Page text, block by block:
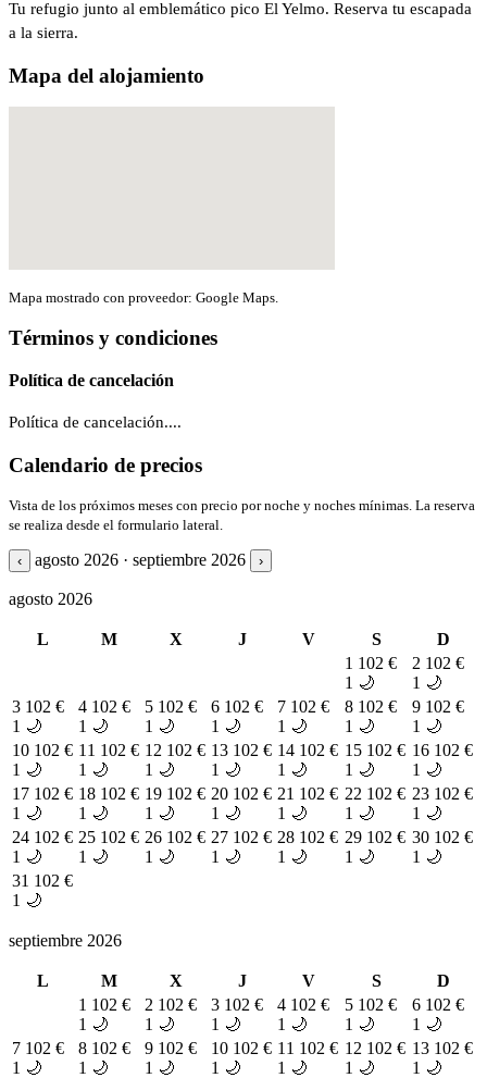
Tu refugio junto al emblemático pico El Yelmo. Reserva tu escapada
a la sierra.
Mapa del alojamiento
Mapa mostrado con proveedor: Google Maps.
Términos y condiciones
Política de cancelación
Política de cancelación....
Calendario de precios
Vista de los próximos meses con precio por noche y noches mínimas. La reserva
se realiza desde el formulario lateral.
‹ agosto 2026 · septiembre 2026 ›
agosto 2026
L M X J V S
D
1 102 €
1 🌙
2 102 €
1 🌙
3 102 €
1 🌙
4 102 €
1 🌙
5 102 €
1 🌙
6 102 €
1 🌙
7 102 €
1 🌙
8 102 €
1 🌙
9 102 €
1 🌙
10 102 €
1 🌙
11 102 €
1 🌙
12 102 €
1 🌙
13 102 €
1 🌙
14 102 €
1 🌙
15 102 €
1 🌙
16 102 €
1 🌙
17 102 €
1 🌙
18 102 €
1 🌙
19 102 €
1 🌙
20 102 €
1 🌙
21 102 €
1 🌙
22 102 €
1 🌙
23 102 €
1 🌙
24 102 €
1 🌙
25 102 €
1 🌙
26 102 €
1 🌙
27 102 €
1 🌙
28 102 €
1 🌙
29 102 €
1 🌙
30 102 €
1 🌙
31 102 €
1 🌙
septiembre 2026
L M X J V S
D
1 102 €
1 🌙
2 102 €
1 🌙
3 102 €
1 🌙
4 102 €
1 🌙
5 102 €
1 🌙
6 102 €
1 🌙
7 102 €
1 🌙
8 102 €
1 🌙
9 102 €
1 🌙
10 102 €
1 🌙
11 102 €
1 🌙
12 102 €
1 🌙
13 102 €
1 🌙